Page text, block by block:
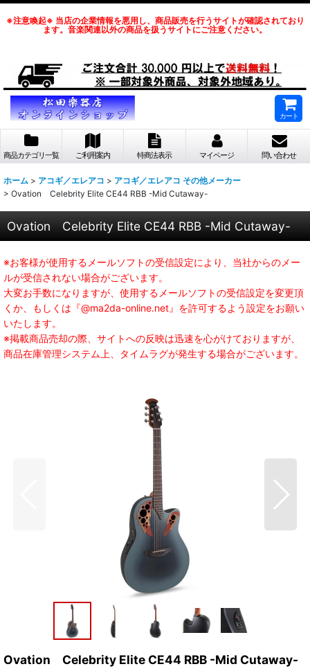
※注意喚起※ 当店の企業情報を悪用し、商品販売を行うサイトが確認されており
ます。音楽関連以外の商品を扱うサイトにご注意ください。
カート
商品カテゴリ一覧 ご利用案内 特商法表示 マイページ 問い合わせ
ホーム > アコギ／エレアコ > アコギ／エレアコ その他メーカー
> Ovation Celebrity Elite CE44 RBB -Mid Cutaway-
Ovation Celebrity Elite CE44 RBB -Mid Cutaway-
※お客様が使用するメールソフトの受信設定により、当社からのメー
ルが受信されない場合がございます。
大変お手数になりますが、使用するメールソフトの受信設定を変更頂
くか、もしくは『@ma2da-online.net』を許可するよう設定をお願い
いたします。
※掲載商品売却の際、サイトへの反映は迅速を心がけておりますが、
商品在庫管理システム上、タイムラグが発生する場合がございます。
Ovation Celebrity Elite CE44 RBB -Mid Cutaway-